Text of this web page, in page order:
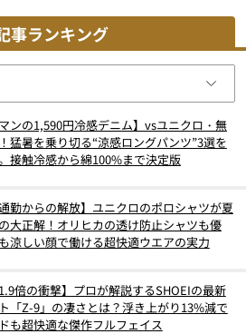
事ランキング
マンの1,590円冷感デニム】vsユニクロ・無
猛暑を乗り切る“涼感ロングパンツ”3選を
接触冷感から綿100%まで決定版
通勤からの解放】ユニクロのポロシャツが夏
大正解！オリヒカの透け防止シャツも優
涼しい顔で働ける超快適ウエアの実力
1.9倍の衝撃】プロが解説するSHOEIの最新
「Z-9」の凄さとは？浮き上がり13%減で
も超快適な傑作フルフェイス